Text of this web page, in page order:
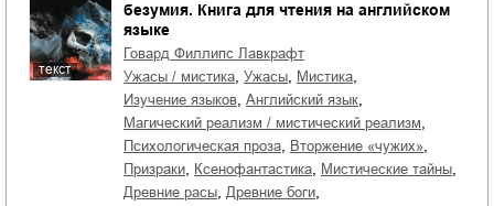
текст
безумия. Книга для чтения на английском
языке
Говард Филлипс Лавкрафт
ужасы / мистика
ужасы мистика
изучение языков английский язык
магический реализм / мистический реализм
психологическая проза вторжение «чужих»
призраки ксенофантастика мистические тайны
древние расы древние боги